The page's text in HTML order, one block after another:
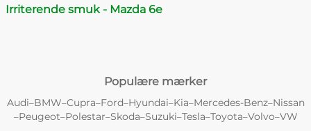
Irriterende smuk - Mazda 6e
Populære mærker
Audi–BMW–Cupra–Ford–Hyundai–Kia–Mercedes-Benz–Nissan
–Peugeot–Polestar–Skoda–Suzuki–Tesla–Toyota–Volvo–VW